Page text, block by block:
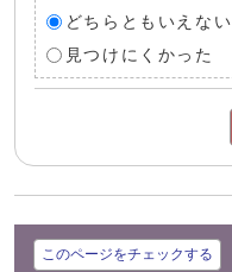
どちらともいえない
見つけにくかった
このページをチェックする